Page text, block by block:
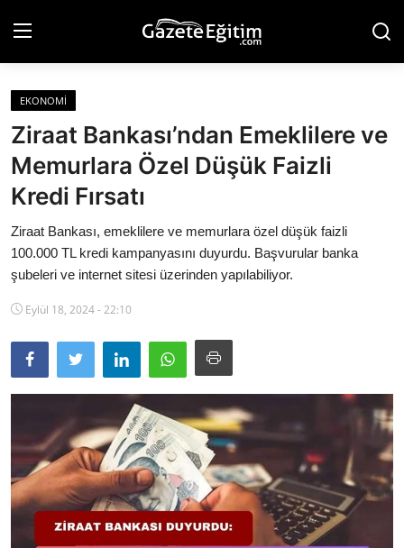
Anasayfa
Hakkımızda
İletişim
Künye
Eğitim
Gündem
Teknoloji
Ekonomi
Televizyon
Aktüel
EKONOMI
Ziraat Bankası’ndan Emeklilere ve
Memurlara Özel Düşük Faizli
Kredi Fırsatı
Ziraat Bankası, emeklilere ve memurlara özel düşük faizli
100.000 TL kredi kampanyasını duyurdu. Başvurular banka
şubeleri ve internet sitesi üzerinden yapılabiliyor.
Eylül 18, 2024 - 22:10